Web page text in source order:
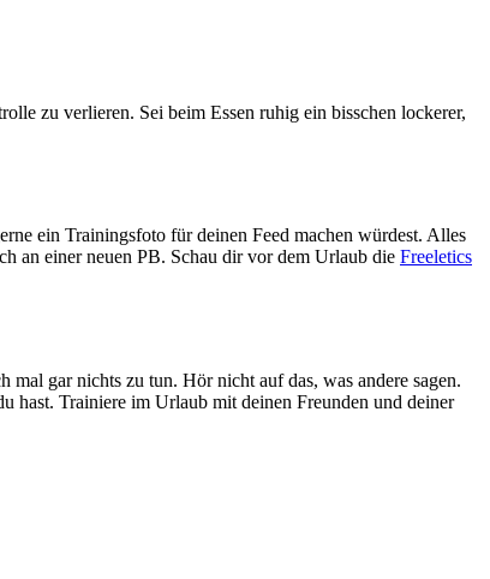
zu verlieren. Sei beim Essen ruhig ein bisschen lockerer,
ein Trainingsfoto für deinen Feed machen würdest. Alles
an einer neuen PB. Schau dir vor dem Urlaub die Freeletics
gar nichts zu tun. Hör nicht auf das, was andere sagen.
hast. Trainiere im Urlaub mit deinen Freunden und deiner